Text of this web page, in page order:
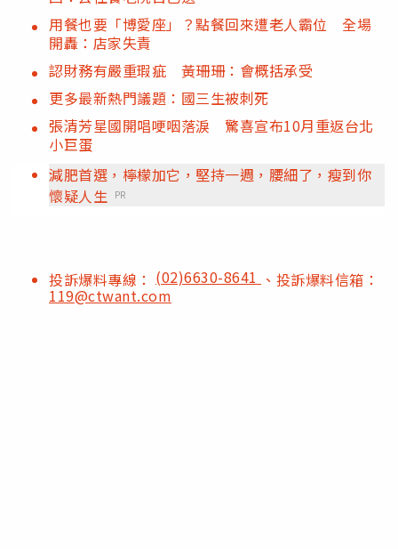
用餐也要「博愛座」？點餐回來遭老人霸位 全場
開轟：店家失責
認財務有嚴重瑕疵 黃珊珊：會概括承受
更多最新熱門議題：國三生被刺死
張清芳星國開唱哽咽落淚 驚喜宣布10月重返台北
小巨蛋
減肥首選，檸檬加它，堅持一週，腰細了，瘦到你
懷疑人生 PR
投訴爆料專線： (02)6630-8641 、投訴爆料信箱：
119@ctwant.com